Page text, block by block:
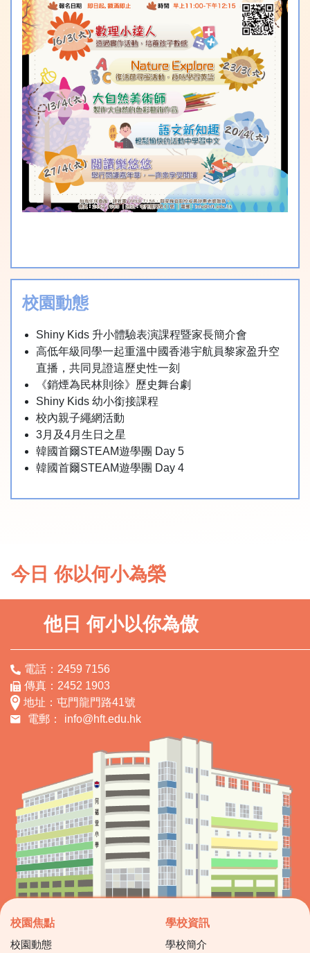
校園動態
Shiny Kids 升小體驗表演課程暨家長簡介會
高低年級同學一起重溫中國香港宇航員黎家盈升空
直播，共同見證這歷史性一刻
《銷煙為民林則徐》歷史舞台劇
Shiny Kids 幼小銜接課程
校內親子繩網活動
3月及4月生日之星
韓國首爾STEAM遊學團 Day 5
韓國首爾STEAM遊學團 Day 4
今日 你以何小為榮
他日 何小以你為傲
電話：2459 7156
傳真：2452 1903
地址：屯門龍門路41號
電郵：
info@hft.edu.hk
校園焦點
校園動態
學校資訊
學校簡介